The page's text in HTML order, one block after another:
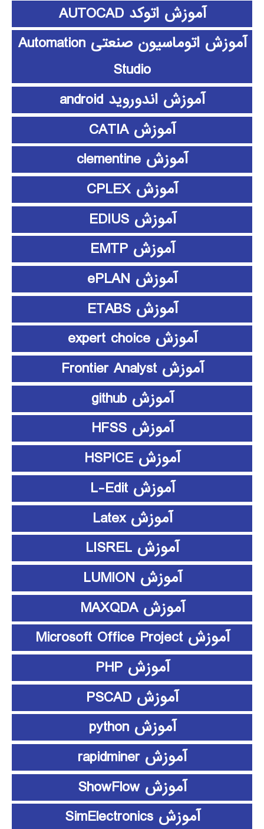
آموزش اتوکد AUTOCAD
آموزش اتوماسیون صنعتی Automation
Studio
آموزش اندوروید android
آموزش CATIA
آموزش clementine
آموزش CPLEX
آموزش EDIUS
آموزش EMTP
آموزش ePLAN
آموزش ETABS
آموزش expert choice
آموزش Frontier Analyst
آموزش github
آموزش HFSS
آموزش HSPICE
آموزش L-Edit
آموزش Latex
آموزش LISREL
آموزش LUMION
آموزش MAXQDA
آموزش Microsoft Office Project
آموزش PHP
آموزش PSCAD
آموزش python
آموزش rapidminer
آموزش ShowFlow
آموزش SimElectronics